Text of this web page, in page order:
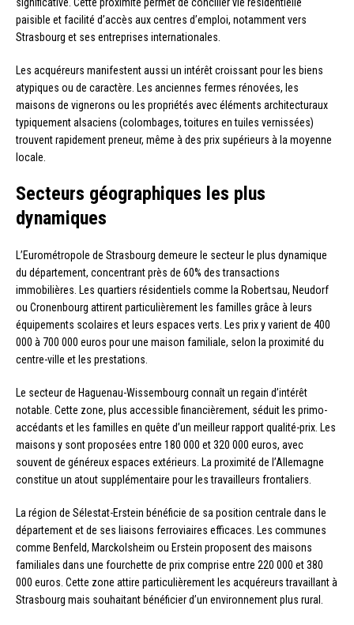
significative. Cette proximité permet de concilier vie résidentielle
paisible et facilité d’accès aux centres d’emploi, notamment vers
Strasbourg et ses entreprises internationales.
Les acquéreurs manifestent aussi un intérêt croissant pour les biens
atypiques ou de caractère. Les anciennes fermes rénovées, les
maisons de vignerons ou les propriétés avec éléments architecturaux
typiquement alsaciens (colombages, toitures en tuiles vernissées)
trouvent rapidement preneur, même à des prix supérieurs à la moyenne
locale.
Secteurs géographiques les plus
dynamiques
L’Eurométropole de Strasbourg demeure le secteur le plus dynamique
du département, concentrant près de 60% des transactions
immobilières. Les quartiers résidentiels comme la Robertsau, Neudorf
ou Cronenbourg attirent particulièrement les familles grâce à leurs
équipements scolaires et leurs espaces verts. Les prix y varient de 400
000 à 700 000 euros pour une maison familiale, selon la proximité du
centre-ville et les prestations.
Le secteur de Haguenau-Wissembourg connaît un regain d’intérêt
notable. Cette zone, plus accessible financièrement, séduit les primo-
accédants et les familles en quête d’un meilleur rapport qualité-prix. Les
maisons y sont proposées entre 180 000 et 320 000 euros, avec
souvent de généreux espaces extérieurs. La proximité de l’Allemagne
constitue un atout supplémentaire pour les travailleurs frontaliers.
La région de Sélestat-Erstein bénéficie de sa position centrale dans le
département et de ses liaisons ferroviaires efficaces. Les communes
comme Benfeld, Marckolsheim ou Erstein proposent des maisons
familiales dans une fourchette de prix comprise entre 220 000 et 380
000 euros. Cette zone attire particulièrement les acquéreurs travaillant à
Strasbourg mais souhaitant bénéficier d’un environnement plus rural.